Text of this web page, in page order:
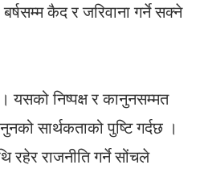
कैद र जरिवाना गर्ने सक्ने
यसको निष्पक्ष र कानुनसम्मत
सार्थकताको पुष्टि गर्दछ ।
रहेर राजनीति गर्ने सोंचले